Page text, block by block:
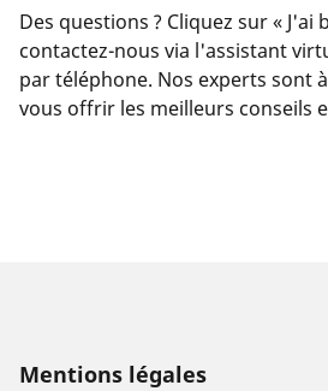
Des questions ? Cliquez sur « J'ai
contactez-nous via l'assistant
par téléphone. Nos experts sont
vous offrir les meilleurs conseils
Mentions légales